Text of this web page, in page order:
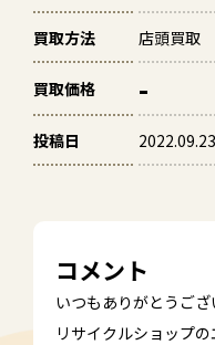
買取方法 店頭買取
買取価格 -
投稿日 2022.09.23
コメント
いつもありがとうござ
リサイクルショップ